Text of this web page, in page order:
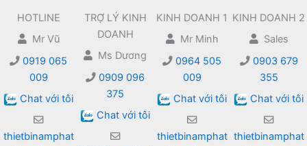
HOTLINE
Mr Vũ
0919 065
009
Chat với tôi
thietbinamphat
TRỢ LÝ KINH
DOANH
Ms Dương
0909 096
375
Chat với tôi
KINH DOANH 1
Mr Minh
0964 505
009
Chat với tôi
thietbinamphat
KINH DOANH 2
Sales
0903 679
355
Chat với tôi
thietbinamphat